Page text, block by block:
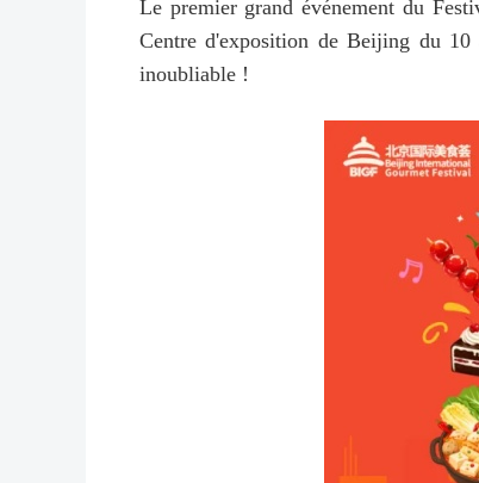
Le premier grand événement du
Centre d'exposition de Beijing du
inoubliable !